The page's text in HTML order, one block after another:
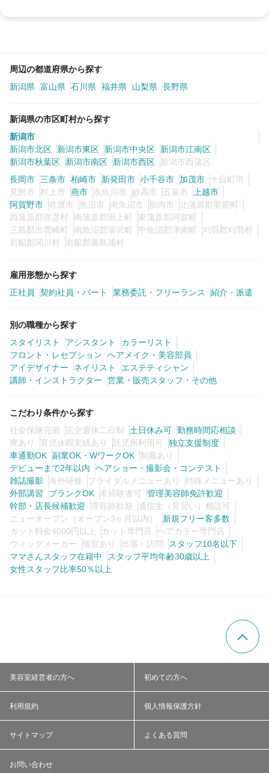
周辺の都道府県から探す
新潟県
富山県 石川県 福井県 山梨県 長野県
新潟県の市区町村から探す
新潟市
新潟市北区
新潟市東区 新潟市中央区
新潟市江南区
新潟市秋葉区
新潟市南区 新潟市西区
新潟市西蒲区
長岡市
三条市 柏崎市 新発田市 小千谷市 加茂市
十日町市
見附市
村上市 燕市 糸魚川市 妙高市 五泉市
上越市
阿賀野市
佐渡市 魚沼市 南魚沼市 胎内市
北蒲原郡聖籠町
西蒲原郡弥彦村
南蒲原郡田上町
東蒲原郡阿賀町
三島郡出雲崎町
南魚沼郡湯沢町 中魚沼郡津南町
刈羽郡刈羽村
岩船郡関川村
岩船郡粟島浦村
雇用形態から探す
正社員
契約社員・パート 業務委託・フリーランス 紹介・派遣
別の職種から探す
スタイリスト
アシスタント
カラーリスト
フロント・レセプション
ヘアメイク・美容部員
アイデザイナー
ネイリスト
エステティシャン
講師・インストラクター
営業・販売スタッフ・その他
こだわり条件から探す
社会保険完備
完全週休二日制 土日休み可 勤務時間応相談
寮あり
育児休暇実績あり 託児所利用可
独立支援制度
車通勤OK 副業OK・WワークOK 制服あり
デビューまで2年以内
ヘアショー・撮影会・コンテスト
雑誌撮影 海外研修 ブライダルメニューあり
特殊メニューあり
外部講習
ブランクOK 未経験者可
管理美容師免許歓迎
幹部・店長候補歓迎
理容師歓迎
通信生（見習い）相談可
ニューオープン（オープン3ヶ月以内）
新規フリー客多数
カット料金4000円以上
カット専門店
ヘアカラー専門店
ウィッグメーカー
個室あり 出張・訪問
スタッフ10名以下
ママさんスタッフ在籍中
スタッフ平均年齢30歳以上
女性スタッフ比率50％以上
美容室経営者の方へ 初めての方へ
利用規約 個人情報保護方針
サイトマップ よくある質問
お問い合わせ